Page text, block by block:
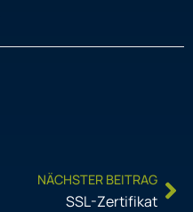
NÄCHSTER BEITRAG
SSL-Zertifikat